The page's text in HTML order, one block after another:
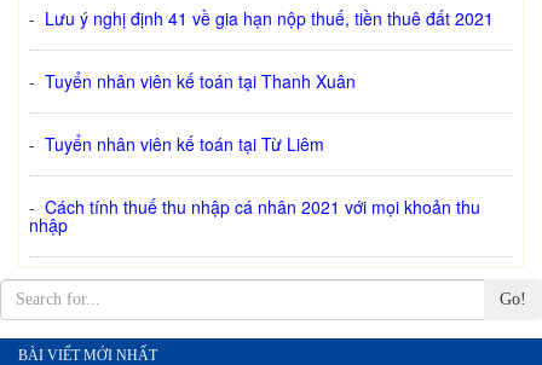
- Lưu ý nghị định 41 về gia hạn nộp thuế, tiền thuê đất 2021
- Tuyển nhân viên kế toán tại Thanh Xuân
- Tuyển nhân viên kế toán tại Từ Liêm
- Cách tính thuế thu nhập cá nhân 2021 với mọi khoản thu
nhập
Go!
BÀI VIẾT MỚI NHẤT